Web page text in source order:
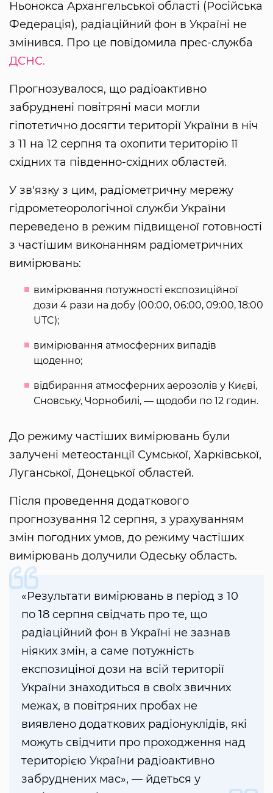
Ньонокса Архангельської області (Російська
Федерація), радіаційний фон в Україні не
змінився. Про це повідомила прес-служба
ДСНС.
Прогнозувалося, що радіоактивно
забруднені повітряні маси могли
гіпотетично досягти території України в ніч
з 11 на 12 серпня та охопити територію її
східних та південно-східних областей.
У зв'язку з цим, радіометричну мережу
гідрометеорологічної служби України
переведено в режим підвищеної готовності
з частішим виконанням радіометричних
вимірювань:
вимірювання потужності експозиційної
дози 4 рази на добу (00:00, 06:00, 09:00, 18:00
UTC);
вимірювання атмосферних випадів
щоденно;
відбирання атмосферних аерозолів у Києві,
Сновську, Чорнобилі, — щодоби по 12 годин.
До режиму частіших вимірювань були
залучені метеостанції Сумської, Харківської,
Луганської, Донецької областей.
Після проведення додаткового
прогнозування 12 серпня, з урахуванням
змін погодних умов, до режиму частіших
вимірювань долучили Одеську область.
«Результати вимірювань в період з 10
по 18 серпня свідчать про те, що
радіаційний фон в Україні не зазнав
ніяких змін, а саме потужність
експозиціної дози на всій території
України знаходиться в своїх звичних
межах, в повітряних пробах не
виявлено додаткових радіонуклідів, які
можуть свідчити про проходження над
територією України радіоактивно
забруднених мас», — йдеться у